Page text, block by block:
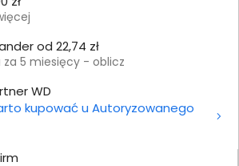
od 22,74 zł
za 5 miesięcy - oblicz
WD
kupować u Autoryzowanego